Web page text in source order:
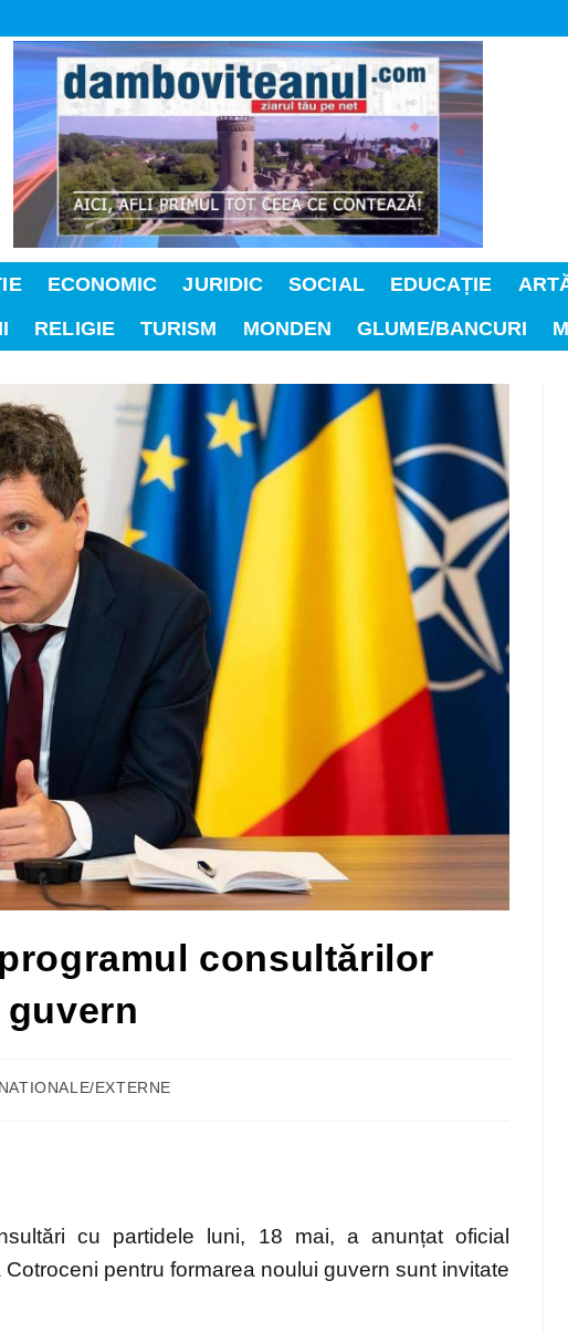
ECONOMIC JURIDIC SOCIAL EDUCAȚIE
RELIGIE TURISM MONDEN GLUME/BANCURI
consultărilor
EXTERNE
cu partidele luni, 18 mai, a anunțat oficial
pentru formarea noului guvern sunt invitate